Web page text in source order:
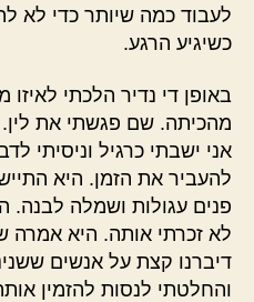
לעבוד כמה שיותר כדי לא
כשיגיע הרגע.
באופן די נדיר הלכתי
מהכיתה. שם פגשתי את לין.
אני ישבתי כרגיל וניסיתי
להעביר את הזמן. היא
פנים עגולות ושמלה לבנה.
לא זכרתי אותה. היא אמרה
דיברנו קצת על אנשים
והחלטתי לנסות להזמין